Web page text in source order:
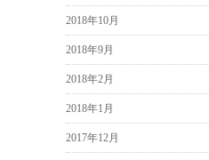
2018年10月
2018年9月
2018年2月
2018年1月
2017年12月